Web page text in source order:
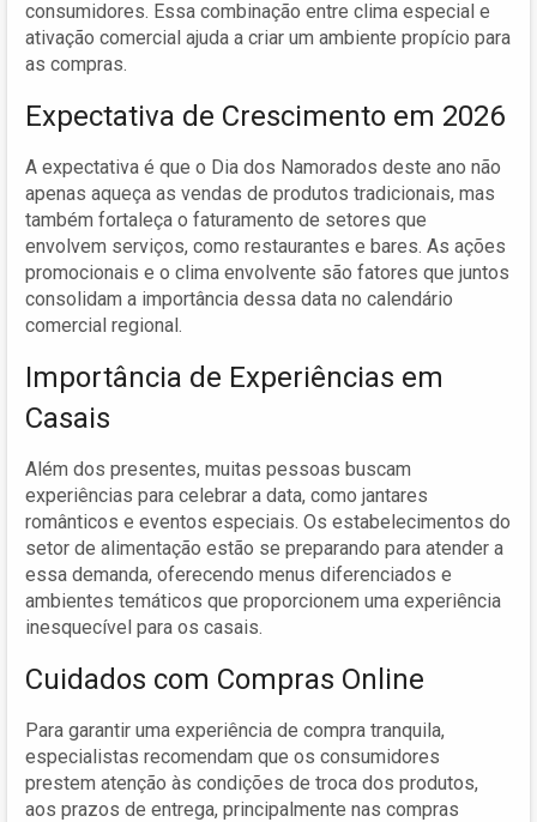
consumidores. Essa combinação entre clima especial e
ativação comercial ajuda a criar um ambiente propício para
as compras.
Expectativa de Crescimento em 2026
A expectativa é que o Dia dos Namorados deste ano não
apenas aqueça as vendas de produtos tradicionais, mas
também fortaleça o faturamento de setores que
envolvem serviços, como restaurantes e bares. As ações
promocionais e o clima envolvente são fatores que juntos
consolidam a importância dessa data no calendário
comercial regional.
Importância de Experiências em
Casais
Além dos presentes, muitas pessoas buscam
experiências para celebrar a data, como jantares
românticos e eventos especiais. Os estabelecimentos do
setor de alimentação estão se preparando para atender a
essa demanda, oferecendo menus diferenciados e
ambientes temáticos que proporcionem uma experiência
inesquecível para os casais.
Cuidados com Compras Online
Para garantir uma experiência de compra tranquila,
especialistas recomendam que os consumidores
prestem atenção às condições de troca dos produtos,
aos prazos de entrega, principalmente nas compras